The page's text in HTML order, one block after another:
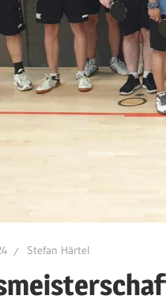
Stefan Härtel